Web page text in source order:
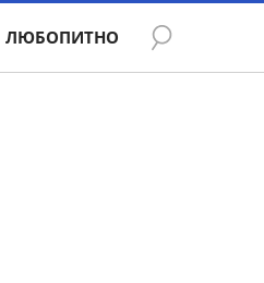
ЛЮБОПИТНО